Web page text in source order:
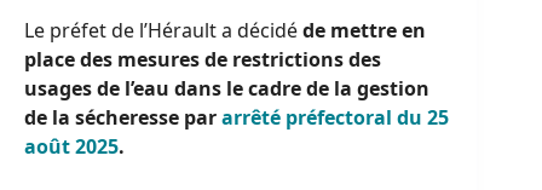
Le préfet de l’Hérault a décidéde mettre en
place des mesures de restrictions des
usages de l’eau dans le cadre de la gestion
de la sécheresse pararrêté préfectoral du 25
août 2025.